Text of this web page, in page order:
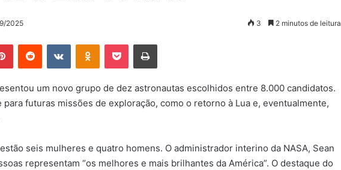
2025 3 2 minutos de leitura
PinterestReddit VK OK Pocket Imprimir
um novo grupo de dez astronautas escolhidos entre 8.000 candidatos.
futuras missões de exploração, como o retorno à Lua e, eventualmente,
seis mulheres e quatro homens. O administrador interino da NASA, Sean
representam “os melhores e mais brilhantes da América”. O destaque do